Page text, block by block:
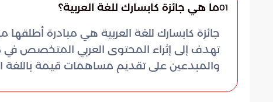
01ما هي جائزة كابسارك للغة العربية؟
جائزة كابسارك للغة العربية هي مبادرة أطلقها
تهدف إلى إثراء المحتوى العربي المتخصص في
والمبدعين على تقديم مساهمات قيمة باللغة